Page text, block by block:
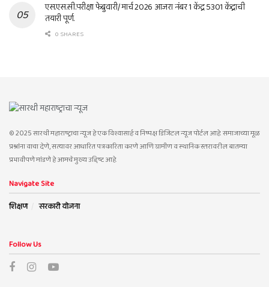
एस.एस.सी.परीक्षा फेब्रुवारी/ मार्च 2026 आजरा नंबर 1 केंद्र 5301 केंद्राची
तयारी पूर्ण.
0 SHARES
© 2025 सारथी महाराष्ट्राचा न्यूज हे एक विश्वासार्ह व निष्पक्ष डिजिटल न्यूज पोर्टल आहे. समाजाच्या मूळ
प्रश्नांना वाचा देणे, सत्यावर आधारित पत्रकारिता करणे आणि ग्रामीण व स्थानिक स्तरावरील बातम्या
प्रभावीपणे मांडणे हे आमचे मुख्य उद्दिष्ट आहे.
Navigate Site
शिक्षण
सरकारी योजना
Follow Us